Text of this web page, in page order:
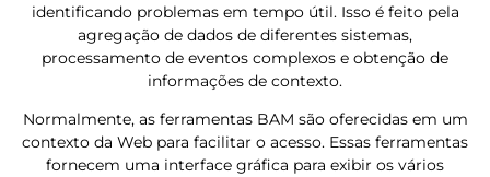
identificando problemas em tempo útil. Isso é feito pela
agregação de dados de diferentes sistemas,
processamento de eventos complexos e obtenção de
informações de contexto.
Normalmente, as ferramentas BAM são oferecidas em um
contexto da Web para facilitar o acesso. Essas ferramentas
fornecem uma interface gráfica para exibir os vários